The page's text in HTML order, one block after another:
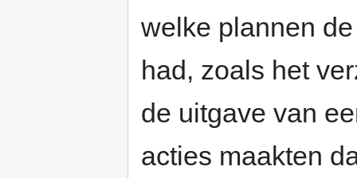
welke plannen
had, zoals het
de uitgave van
acties maakten